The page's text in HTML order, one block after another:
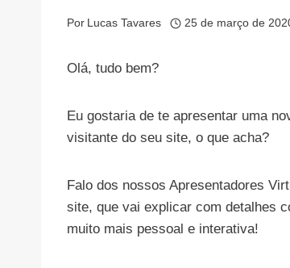
Por Lucas Tavares 25 de março de
Olá, tudo bem?
Eu gostaria de te apresentar uma
visitante do seu site, o que acha?
Falo dos nossos Apresentadores
site, que vai explicar com detalhes
muito mais pessoal e interativa!